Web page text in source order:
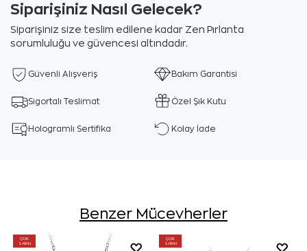
Siparişiniz Nasıl Gelecek?
Siparişiniz size teslim edilene kadar Zen Pırlanta
sorumluluğu ve güvencesi altındadır.
Güvenli Alışveriş Bakım Garantisi
Sigortalı Teslimat Özel Şık Kutu
Hologramlı Sertifika Kolay İade
Benzer Mücevherler
ÇOK
SATAN
ÇOK
SATAN